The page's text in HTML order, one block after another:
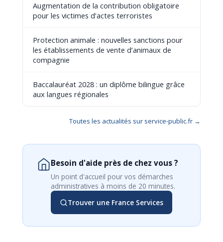
Augmentation de la contribution obligatoire
pour les victimes d’actes terroristes
Protection animale : nouvelles sanctions pour
les établissements de vente d’animaux de
compagnie
Baccalauréat 2028 : un diplôme bilingue grâce
aux langues régionales
Toutes les actualités sur service-public.fr →
Besoin d'aide près de chez vous ?
Un point d'accueil pour vos démarches
administratives à moins de 20 minutes.
Trouver une France Services